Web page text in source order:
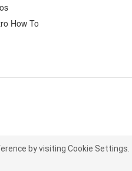
by visiting Cookie Settings.
How To
by visiting Cookie Settings.